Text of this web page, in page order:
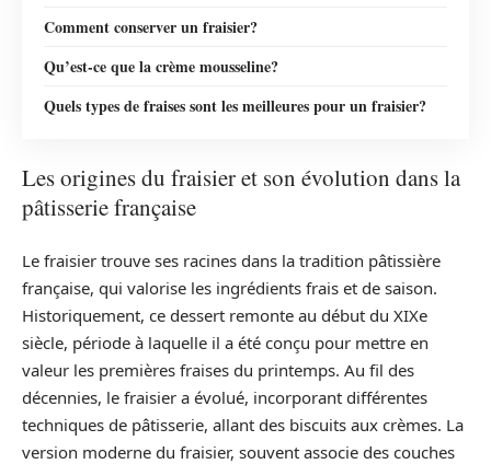
Comment conserver un fraisier?
Qu’est-ce que la crème mousseline?
Quels types de fraises sont les meilleures pour un fraisier?
Les origines du fraisier et son évolution dans la
pâtisserie française
Le fraisier trouve ses racines dans la tradition pâtissière
française, qui valorise les ingrédients frais et de saison.
Historiquement, ce dessert remonte au début du XIXe
siècle, période à laquelle il a été conçu pour mettre en
valeur les premières fraises du printemps. Au fil des
décennies, le fraisier a évolué, incorporant différentes
techniques de pâtisserie, allant des biscuits aux crèmes. La
version moderne du fraisier, souvent associe des couches